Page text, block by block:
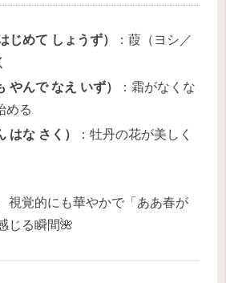
じめて しょうず）
：葭（ヨシ／
やんで なえ いず）
：霜がなくな
める
はな さく）
：牡丹の花が美しく
視覚的にも華やかで「ああ春が
じる瞬間🌺